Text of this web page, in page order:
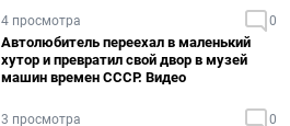
4 просмотра 0
Автолюбитель переехал в маленький
хутор и превратил свой двор в музей
машин времен СССР. Видео
3 просмотра 0